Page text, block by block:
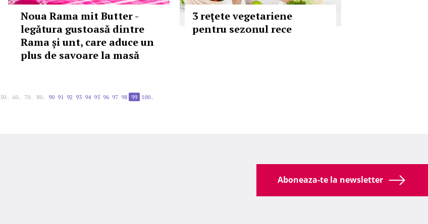
Noua Rama mit Butter -
legătura gustoasă dintre
Rama și unt, care aduce un
plus de savoare la masă
3 reţete vegetariene
pentru sezonul rece
50.. 60.. 70.. 80.. 90 91 92 93 94 95 96 97 98 99 100..
Aboneaza-te la newsletter